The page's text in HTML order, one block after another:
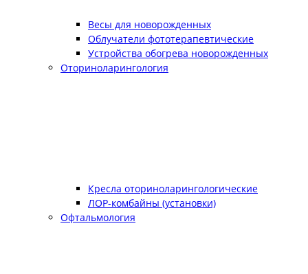
Весы для новорожденных
Облучатели фототерапевтические
Устройства обогрева новорожденных
Оториноларингология
Кресла оториноларингологические
ЛОР-комбайны (установки)
Офтальмология